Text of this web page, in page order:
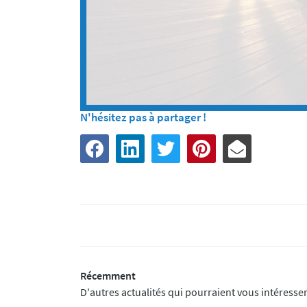
N'hésitez pas à partager !
Récemment
D'autres actualités qui pourraient vous intéresser